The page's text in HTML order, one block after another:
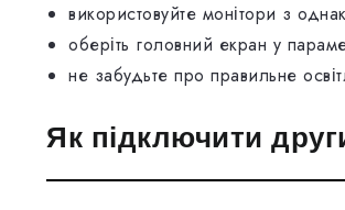
використовуйте монітори з
оберіть головний екран у
не забудьте про правильне
Як підключити